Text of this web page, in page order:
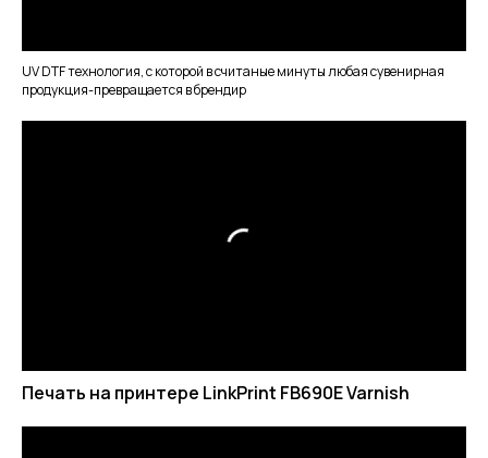
UV DTF технология, с которой в считаные минуты любая сувенирная
продукция-превращается в брендир
Печать на принтере LinkPrint FB690E Varnish